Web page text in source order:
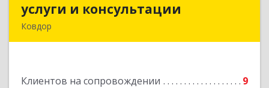
услуги и консультации
Ковдор
Клиентов на сопровождении 9
услуги и консультации